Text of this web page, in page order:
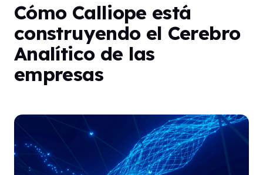
Cómo Calliope está
construyendo el Cerebro
Analítico de las
empresas